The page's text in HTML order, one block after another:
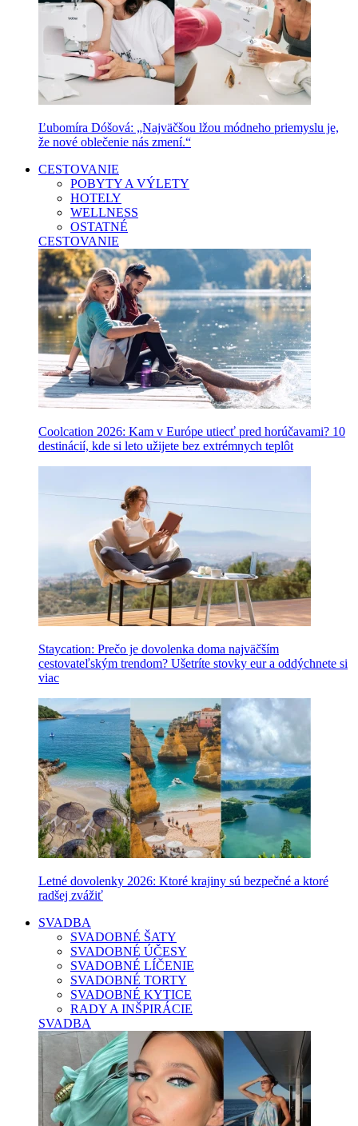
Ľubomíra Dóšová: „Najväčšou lžou módneho priemyslu je,
že nové oblečenie nás zmení.“
CESTOVANIE
POBYTY A VÝLETY
HOTELY
WELLNESS
OSTATNÉ
CESTOVANIE
Coolcation 2026: Kam v Európe utiecť pred horúčavami? 10
destinácií, kde si leto užijete bez extrémnych teplôt
Staycation: Prečo je dovolenka doma najväčším
cestovateľským trendom? Ušetríte stovky eur a oddýchnete si
viac
Letné dovolenky 2026: Ktoré krajiny sú bezpečné a ktoré
radšej zvážiť
SVADBA
SVADOBNÉ ŠATY
SVADOBNÉ ÚČESY
SVADOBNÉ LÍČENIE
SVADOBNÉ TORTY
SVADOBNÉ KYTICE
RADY A INŠPIRÁCIE
SVADBA